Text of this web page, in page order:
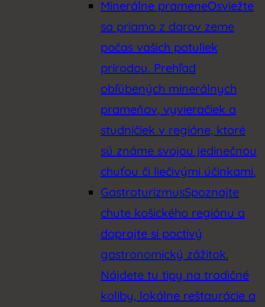
Minerálne prameneOsviežte
sa priamo z darov zeme
počas vašich potuliek
prírodou. Prehľad
obľúbených minerálnych
prameňov, vyvieračiek a
studničiek v regióne, ktoré
sú známe svojou jedinečnou
chuťou či liečivými účinkami.
GastroturizmusSpoznajte
chute košického regiónu a
doprajte si poctivý
gastronomický zážitok.
Nájdete tu tipy na tradičné
koliby, lokálne reštaurácie a